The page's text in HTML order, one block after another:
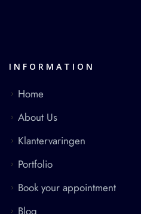
INFORMATION
Home
About Us
Klantervaringen
Portfolio
Book your appointment
Blog